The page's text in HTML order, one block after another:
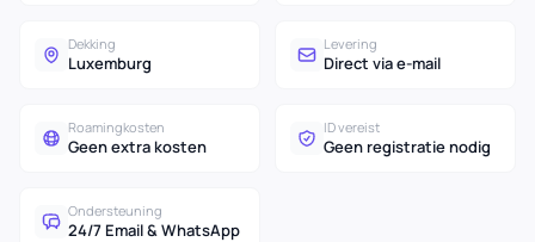
Dekking
Luxemburg
Levering
Direct via e-mail
Roamingkosten
Geen extra kosten
ID vereist
Geen registratie nodig
Ondersteuning
24/7 Email & WhatsApp